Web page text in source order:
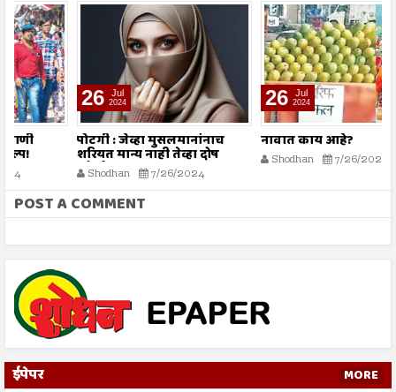
26 Jul
2024
पोटगी : जेव्हा मुसलमानांनाच
शरियत मान्य नाही तेव्हा दोष
कोर्टाला कसा द्यावा?
7/26/2024
26 2024
नावात काय आहे?
Shodhan 7/26/2024
POST A COMMENT
ईपेपर MORE